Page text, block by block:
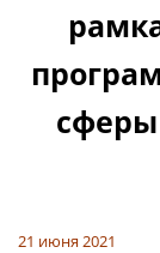
сферы
21 июня 2021